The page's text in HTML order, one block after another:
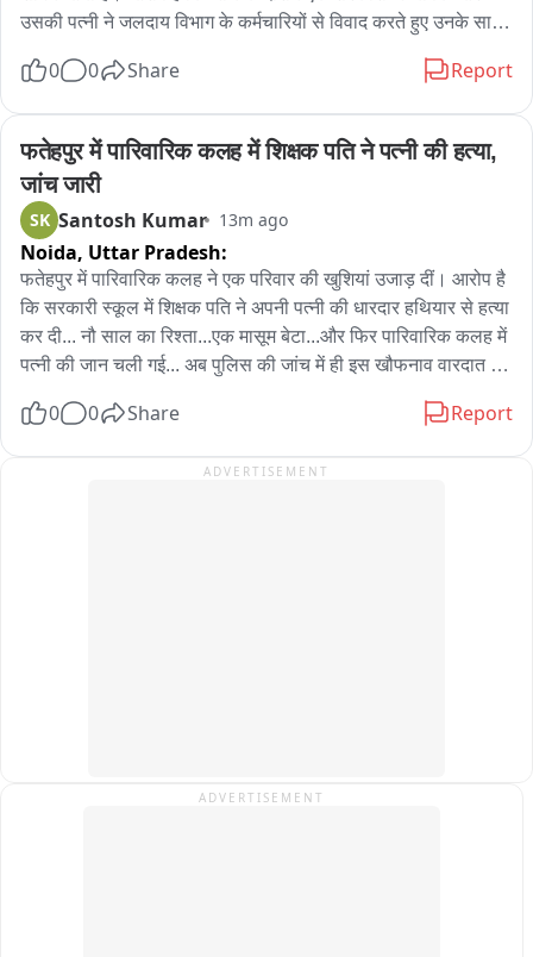
उसकी पत्नी ने जलदाय विभाग के कर्मचारियों से विवाद करते हुए उनके साथ
दी। बताया जा रहा है कि जलदाय विभाग की टीम क्षेत्र में अवैध जल
जांच को लेकर विवाद हो गया। आरोप है कि विवाद बढ़ने पर सरकारी
अध्यापक और उसकी पत्नी ने कर्मचारियों के साथ हाथापाई शुरू कर दी तथा
उन्हें दौड़ा-दौड़ाकर पीटा। घटना के बाद जलदाय विभाग के कर्मचारी सरदार
थाने पहुंचे और आरोपियों के खिलाफ रिपोर्ट दी। पुलिस ने मामला दर्ज कर
कार्रवाई शुरू की। पुलिस ने मामले में दो आरोपियों को गिरफ्तार किया है।
घटना के बाद जलदाय विभाग के कर्मचारियों में रोष है। कर्मचारियों का कहना
है कि सरकारी ड्यूटी के दौरान टीम पर हमला करना गंभीर मामला है। पुलिस
पूरे घटनाक्रम की जांच कर रही है और मारपीट के दौरान इस्तेमाल किए गए
सामान तथा मौके की परिस्थितियों के संबंध में भी जानकारी जुटाई जा रही
0 0 Share Report
फतेहपुर में पारिवारिक कलह में शिक्षक पति ने पत्नी की हत्या,
जांच जारी
SK Santosh Kumar 13m ago
Noida, Uttar Pradesh:
फतेहपुर में पारिवारिक कलह ने एक परिवार की खुशियां उजाड़ दीं। आरोप है
कि सरकारी स्कूल में शिक्षक पति ने अपनी पत्नी की धारदार हथियार से हत्या
कर दी... नौ साल का रिश्ता...एक मासूम बेटा...और फिर पारिवारिक कलह में
पत्नी की जान चली गई... अब पुलिस की जांच में ही इस खौफनाव वारदात की
0 0 Share Report
ADVERTISEMENT
ADVERTISEMENT